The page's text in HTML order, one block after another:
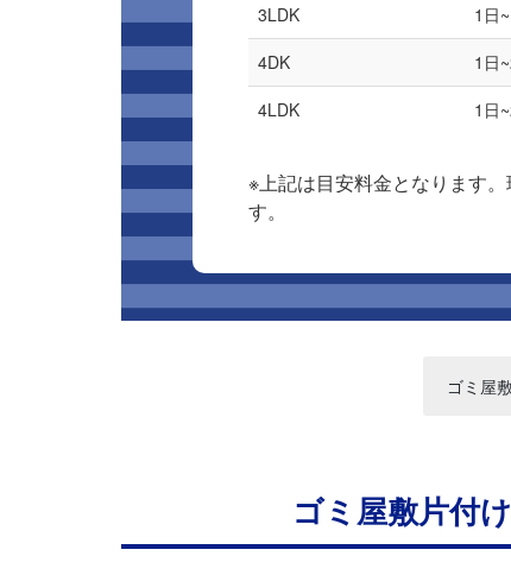
3LDK
1日~
4DK
1日
4LDK
1日
※上記は目安料金となります
す。
ゴミ屋
ゴミ屋敷片付